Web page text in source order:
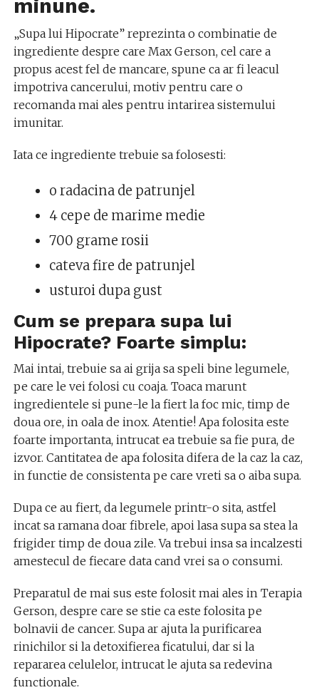
minune.
„Supa lui Hipocrate” reprezinta o combinatie de
ingrediente despre care Max Gerson, cel care a
propus acest fel de mancare, spune ca ar fi leacul
impotriva cancerului, motiv pentru care o
recomanda mai ales pentru intarirea sistemului
imunitar.
Iata ce ingrediente trebuie sa folosesti:
o radacina de patrunjel
4 cepe de marime medie
700 grame rosii
cateva fire de patrunjel
usturoi dupa gust
Cum se prepara supa lui
Hipocrate? Foarte simplu:
Mai intai, trebuie sa ai grija sa speli bine legumele,
pe care le vei folosi cu coaja. Toaca marunt
ingredientele si pune-le la fiert la foc mic, timp de
doua ore, in oala de inox. Atentie! Apa folosita este
foarte importanta, intrucat ea trebuie sa fie pura, de
izvor. Cantitatea de apa folosita difera de la caz la caz,
in functie de consistenta pe care vreti sa o aiba supa.
Dupa ce au fiert, da legumele printr-o sita, astfel
incat sa ramana doar fibrele, apoi lasa supa sa stea la
frigider timp de doua zile. Va trebui insa sa incalzesti
amestecul de fiecare data cand vrei sa o consumi.
Preparatul de mai sus este folosit mai ales in Terapia
Gerson, despre care se stie ca este folosita pe
bolnavii de cancer. Supa ar ajuta la purificarea
rinichilor si la detoxifierea ficatului, dar si la
repararea celulelor, intrucat le ajuta sa redevina
functionale.